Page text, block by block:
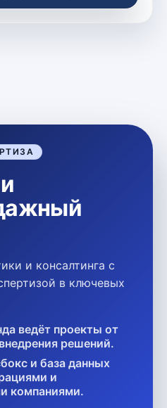
и консалтинга с
в ключевых
ведёт проекты от
решений.
и база данных
и
компаниями.